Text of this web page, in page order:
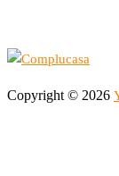
Copyright © 2026